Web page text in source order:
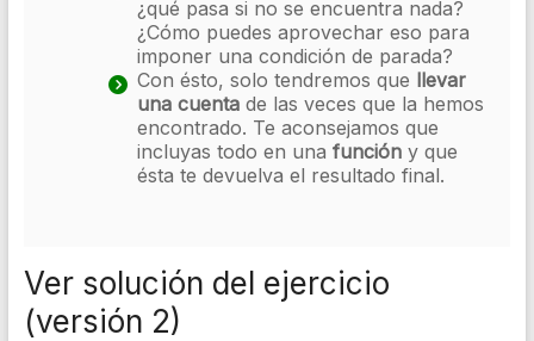
¿qué pasa si no se encuentra nada?
¿Cómo puedes aprovechar eso para
imponer una condición de parada?
Con ésto, solo tendremos que llevar
una cuentade las veces que la hemos
encontrado. Te aconsejamos que
incluyas todo en una funcióny que
ésta te devuelva el resultado final.
Ver solución del ejercicio
(versión 2)